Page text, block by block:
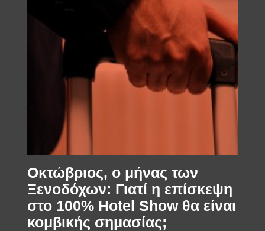
Οκτώβριος, ο μήνας των
Ξενοδόχων: Γιατί η επίσκεψη
στο 100% Hotel Show θα είναι
κομβικής σημασίας;